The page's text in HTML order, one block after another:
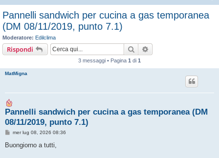
Pannelli sandwich per cucina a gas temporanea
(DM 08/11/2019, punto 7.1)
Moderatore: Edilclima
Rispondi Cerca
3 messaggi • Pagina 1 di 1
MatMigna
Pannelli sandwich per cucina a gas temporanea (DM
08/11/2019, punto 7.1)
M
s
mer lug 08, 2026 08:36
Buongiorno a tutti,